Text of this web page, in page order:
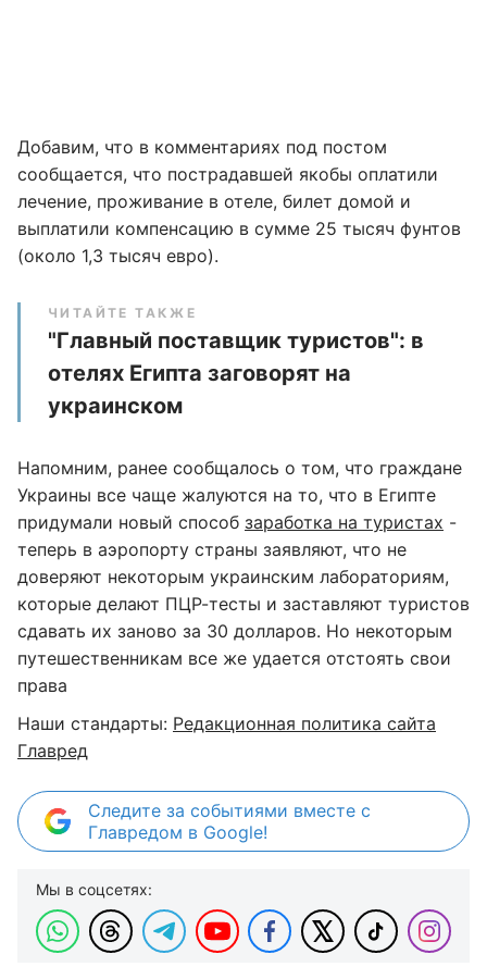
Добавим, что в комментариях под постом
сообщается, что пострадавшей якобы оплатили
лечение, проживание в отеле, билет домой и
выплатили компенсацию в сумме 25 тысяч фунтов
(около 1,3 тысяч евро).
ЧИТАЙТЕ ТАКЖЕ
"Главный поставщик туристов": в
отелях Египта заговорят на
украинском
Напомним, ранее сообщалось о том, что граждане
Украины все чаще жалуются на то, что в Египте
придумали новый способ заработка на туристах -
теперь в аэропорту страны заявляют, что не
доверяют некоторым украинским лабораториям,
которые делают ПЦР-тесты и заставляют туристов
сдавать их заново за 30 долларов. Но некоторым
путешественникам все же удается отстоять свои
права
Наши стандарты: Редакционная политика сайта
Главред
Следите за событиями вместе с
Главредом в Google!
Мы в соцсетях: